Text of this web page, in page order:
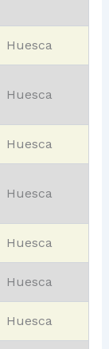
Huesca
Huesca
Huesca
Huesca
Huesca
Huesca
Huesca